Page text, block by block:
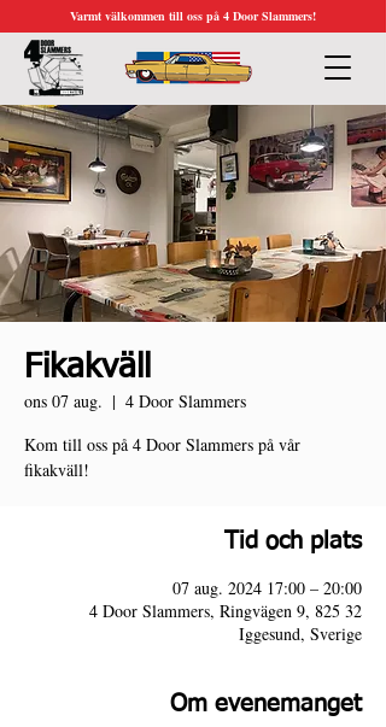
Varmt välkommen till oss på 4 Door Slammers!
Fikakväll
ons 07 aug.
  |
4 Door Slammers
Kom till oss på 4 Door Slammers på vår
fikakväll!
Tid och plats
07 aug. 2024 17:00 – 20:00
4 Door Slammers, Ringvägen 9, 825 32
Iggesund, Sverige
Om evenemanget